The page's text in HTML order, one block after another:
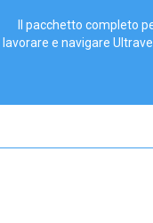
Il pacchetto completo
lavorare e navigare